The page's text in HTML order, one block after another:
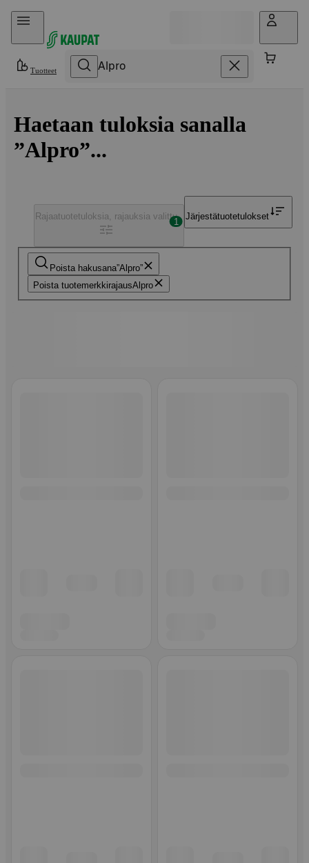
Hyppää sisältöön
Tuotteet
Haetaan tuloksia sanalla
”Alpro”...
Poista hakusana Alpro
Poista tuotemerkkirajausAlpro
Rajaatuotetuloksia, rajauksia valittu
1
Järjestätuotetulokset